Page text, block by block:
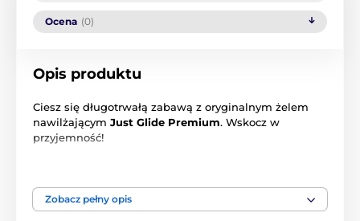
Ocena (0)
Opis produktu
Ciesz się długotrwałą zabawą z oryginalnym żelem
nawilżającym Just Glide Premium. Wskocz w
przyjemność!
Zawierapantenol, który regeneruje i łagodzi skórę.
Zobacz pełny opis